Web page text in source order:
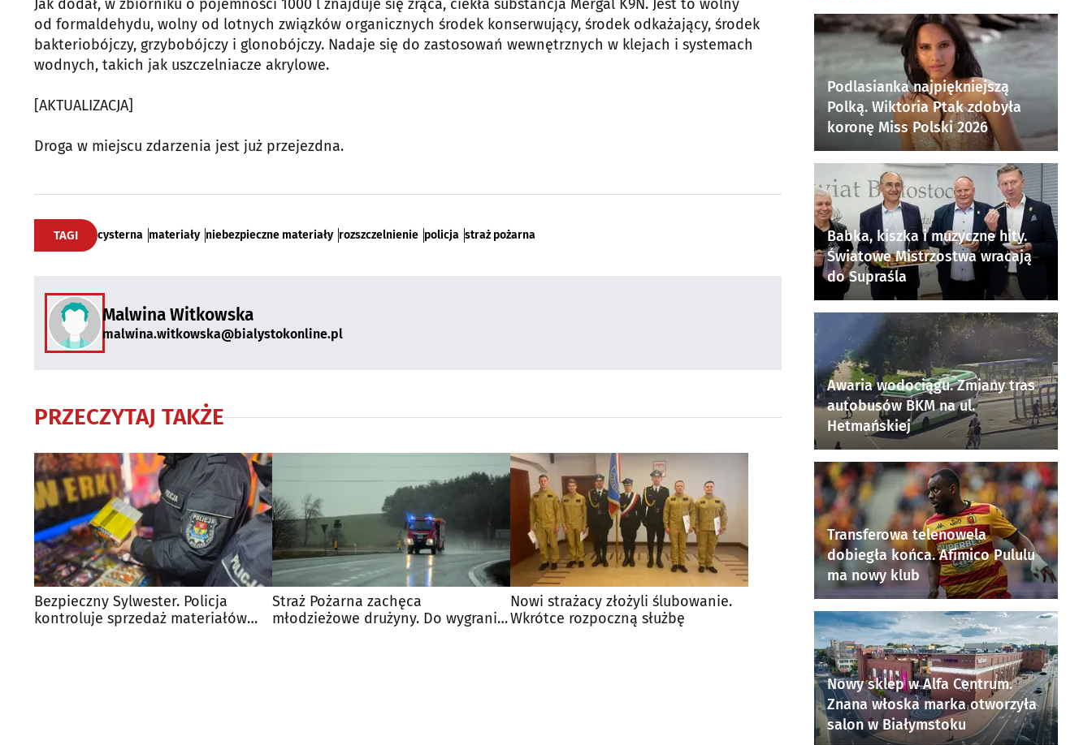
Jak dodał, w zbiorniku o pojemności 1000 l znajduje się żrąca, ciekła substancja Mergal K9N. Jest to wolny
od formaldehydu, wolny od lotnych związków organicznych środek konserwujący, środek odkażający, środek
bakteriobójczy, grzybobójczy i glonobójczy. Nadaje się do zastosowań wewnętrznych w klejach i systemach
wodnych, takich jak uszczelniacze akrylowe.
[AKTUALIZACJA]
Droga w miejscu zdarzenia jest już przejezdna.
TAGI cysterna materiały niebezpieczne materiały rozszczelnienie policja straż pożarna
Malwina Witkowska
malwina.witkowska@bialystokonline.pl
PRZECZYTAJ TAKŻE
Bezpieczny Sylwester. Policja
kontroluje sprzedaż materiałów
Straż Pożarna zachęca
młodzieżowe drużyny. Do wygrania
Nowi strażacy złożyli ślubowanie.
Wkrótce rozpoczną służbę
Podlasianka najpiękniejszą
Polką. Wiktoria Ptak zdobyła
koronę Miss Polski 2026
Babka, kiszka i muzyczne hity.
Światowe Mistrzostwa wracają
do Supraśla
Awaria wodociągu. Zmiany tras
autobusów BKM na ul.
Hetmańskiej
Transferowa telenowela
dobiegła końca. Afimico Pululu
ma nowy klub
Nowy sklep w Alfa Centrum.
Znana włoska marka otworzyła
salon w Białymstoku